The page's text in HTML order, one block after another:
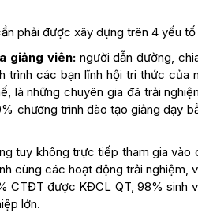
phải được xây dựng trên 4 yếu tố
giảng viên:người dẫn đường,
trình các bạn lĩnh hội tri thức của
là những chuyên gia đã trải
chương trình đào tạo giảng dạy
tuy không trực tiếp tham gia
cùng các hoạt động trải nghiệm,
CTĐT được KĐCL QT, 98% sinh
lớn.